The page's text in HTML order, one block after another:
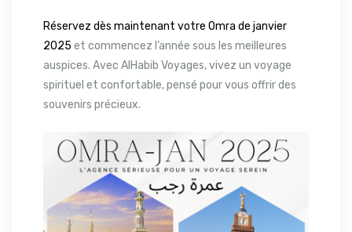
Réservez dès maintenant votre Omra de janvier
2025 et commencez l’année sous les meilleures
auspices. Avec AlHabib Voyages, vivez un voyage
spirituel et confortable, pensé pour vous offrir des
souvenirs précieux.